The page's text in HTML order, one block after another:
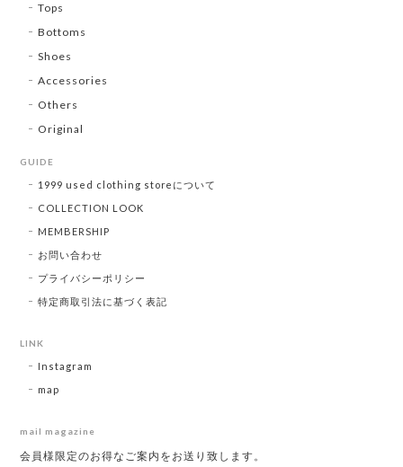
Tops
Bottoms
Shoes
Accessories
Others
Original
GUIDE
1999 used clothing storeについて
COLLECTION LOOK
MEMBERSHIP
お問い合わせ
プライバシーポリシー
特定商取引法に基づく表記
LINK
Instagram
map
mail magazine
会員様限定のお得なご案内をお送り致します。